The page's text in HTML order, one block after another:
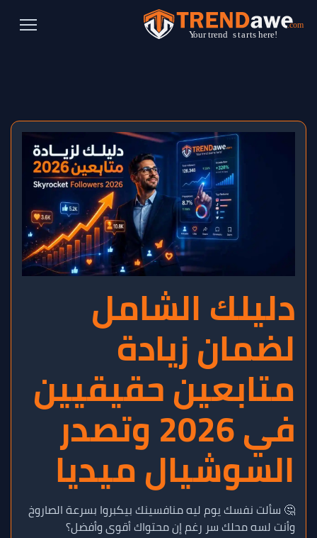
دليلك الشامل
لضمان زيادة
متابعين حقيقيين
في 2026 وتصدر
السوشيال ميديا
🤔 سألت نفسك يوم ليه منافسينك بيكبروا بسرعة الصاروخ
وأنت لسه محلك سر رغم إن محتواك أقوى وأفضل؟